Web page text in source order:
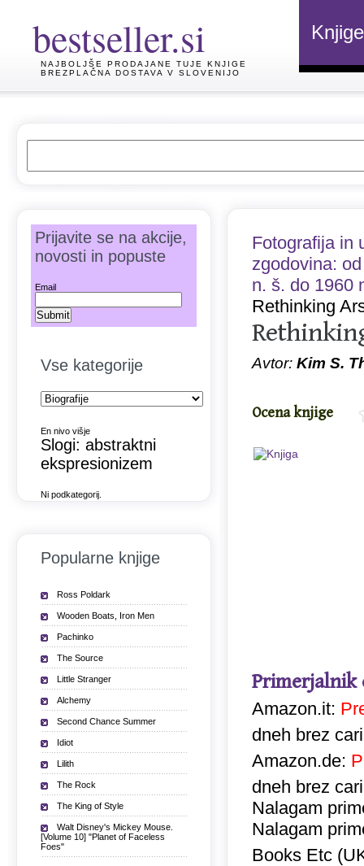
bestseller.si
NAJBOLJŠE PRODAJANE TUJE KNJIGE
BREZPLAČNA DOSTAVA V SLOVENIJO
Knjige
Fotografija in
zgodovina:
n. š. do 1960
Rethinking
Avtor: Kim S.
Ocena knjige
Primerjalnik
Amazon.it:
dneh brez
Amazon.de:
dneh brez
Nalagam
Nalagam
Books Etc
Prijavite se na akcije,
novosti in popuste
Email
Vse kategorije
En nivo višje
Slogi: abstraktni
ekspresionizem
Ni podkategorij.
Popularne knjige
Ross Poldark
Wooden Boats, Iron Men
Pachinko
The Source
Little Stranger
Alchemy
Second Chance Summer
Idiot
Lilith
The Rock
The King of Style
Walt Disney's Mickey Mouse.
[Volume 10] "Planet of Faceless
Foes"